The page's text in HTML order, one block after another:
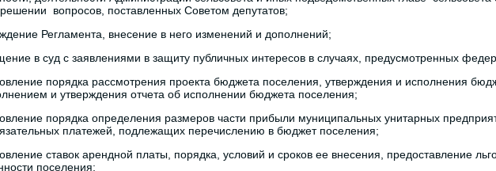
вопросов, поставленных Советом депутатов;
Регламента, внесение в него изменений и дополнений;
в суд с заявлениями в защиту публичных интересов в случаях, предусмотренных
порядка рассмотрения проекта бюджета поселения, утверждения и исполнения
и утверждения отчета об исполнении бюджета поселения;
порядка определения размеров части прибыли муниципальных унитарных
платежей, подлежащих перечислению в бюджет поселения;
ставок арендной платы, порядка, условий и сроков ее внесения, предоставление
поселения;